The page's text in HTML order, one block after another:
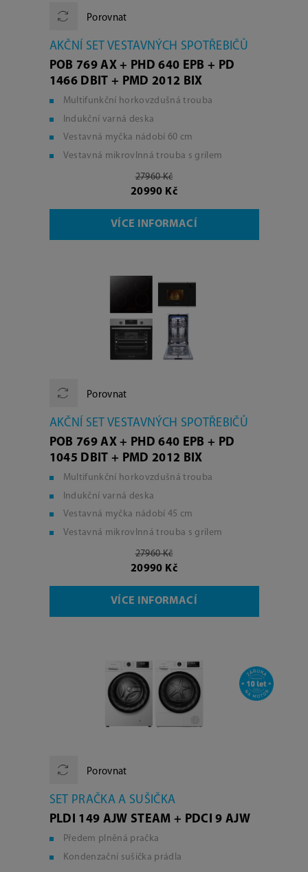
Porovnat
AKČNÍ SET VESTAVNÝCH SPOTŘEBIČŮ
POB 769 AX + PHD 640 EPB + PD
1466 DBIT + PMD 2012 BIX
Multifunkční horkovzdušná trouba
Indukční varná deska
Vestavná myčka nádobí 60 cm
Vestavná mikrovlnná trouba s grilem
27960 Kč
20990 Kč
VÍCE INFORMACÍ
Porovnat
AKČNÍ SET VESTAVNÝCH SPOTŘEBIČŮ
POB 769 AX + PHD 640 EPB + PD
1045 DBIT + PMD 2012 BIX
Multifunkční horkovzdušná trouba
Indukční varná deska
Vestavná myčka nádobí 45 cm
Vestavná mikrovlnná trouba s grilem
27960 Kč
20990 Kč
VÍCE INFORMACÍ
Porovnat
SET PRAČKA A SUŠIČKA
PLDI 149 AJW STEAM + PDCI 9 AJW
Předem plněná pračka
Kondenzační sušička prádla